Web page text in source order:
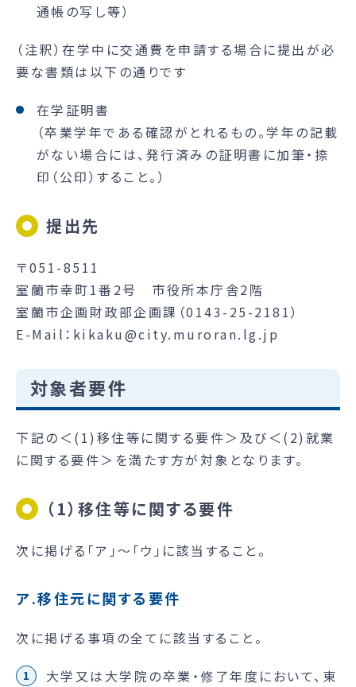
通帳の写し等）
（注釈）在学中に交通費を申請する場合に提出が必
要な書類は以下の通りです
在学証明書
（卒業学年である確認がとれるもの。学年の記載
がない場合には、発行済みの証明書に加筆・捺
印（公印）すること。）
提出先
〒051-8511
室蘭市幸町1番2号 市役所本庁舎2階
室蘭市企画財政部企画課（0143-25-2181）
E-Mail：kikaku@city.muroran.lg.jp
対象者要件
下記の＜(1)移住等に関する要件＞及び＜(2)就業
に関する要件＞を満たす方が対象となります。
（1）移住等に関する要件
次に掲げる「ア」〜「ウ」に該当すること。
ア.移住元に関する要件
次に掲げる事項の全てに該当すること。
大学又は大学院の卒業・修了年度において、東